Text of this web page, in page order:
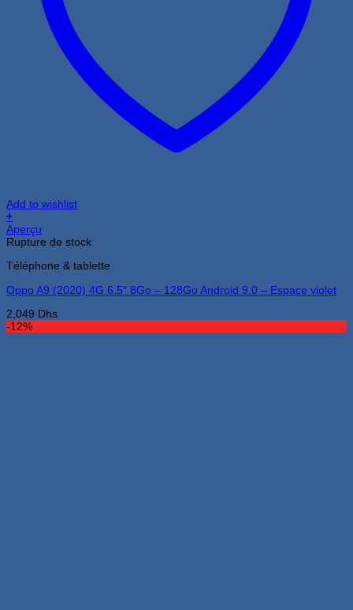
Add to wishlist
+
Aperçu
Rupture de stock
Téléphone & tablette
Oppo A9 (2020) 4G 6.5″ 8Go – 128Go Android 9.0 – Espace violet
2,049 Dhs
-12%